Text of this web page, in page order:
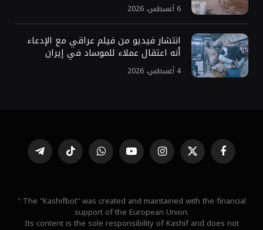
6 أغسطس، 2026
انتشار فيديو من فيلم عراقي مع الإدعاء
أنه اعتقال عملاء للموساد في إيران
4 أغسطس، 2026
فيسبوك X
(Twitter)
الانستغراميوتيوب واتساب تيكتوك تيلقرام
" The "Kashifbot" was created and maintained with the financial
support of the European Union.
Its content is the sole responsibility of Kashif and does not